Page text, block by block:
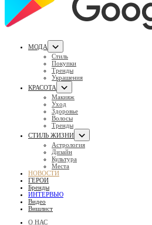
МОДА
Стиль
Покупки
Тренды
Украшения
КРАСОТА
Макияж
Уход
Здоровье
Волосы
Тренды
СТИЛЬ ЖИЗНИ
Астрология
Дизайн
Культура
Места
НОВОСТИ
ГЕРОИ
Бренды
ИНТЕРВЬЮ
Видео
Вишлист
О НАС